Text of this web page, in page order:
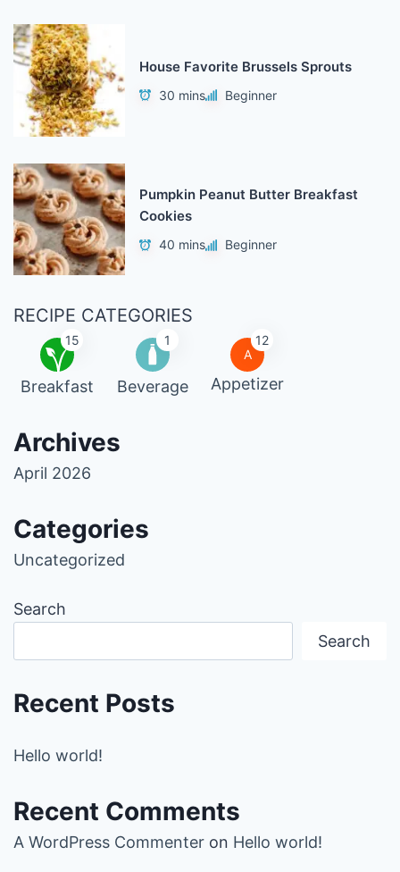
House Favorite Brussels Sprouts
30 mins Beginner
Pumpkin Peanut Butter Breakfast
Cookies
40 mins Beginner
RECIPE CATEGORIES
15
Breakfast
1
Beverage
A
12
Appetizer
Archives
April 2026
Categories
Uncategorized
Search
Search
Recent Posts
Hello world!
Recent Comments
A WordPress Commenter on Hello world!